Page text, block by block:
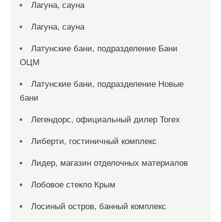
Лагуна, сауна
Лагуна, сауна
Латунские бани, подразделение Бани
ОЦМ
Латунские бани, подразделение Новые
бани
Легендорс, официальный дилер Torex
Либерти, гостиничный комплекс
Лидер, магазин отделочных материалов
Лобовое стекло Крым
Лосиный остров, банный комплекс